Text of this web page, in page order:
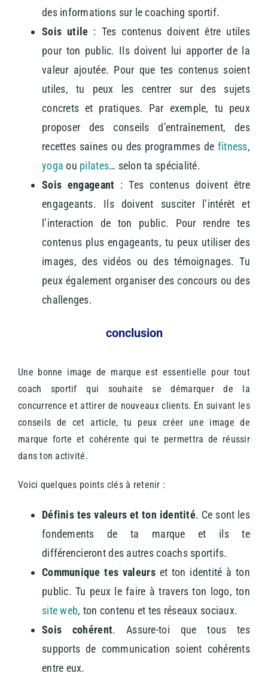
des informations sur le coaching sportif.
Sois utile : Tes contenus doivent être utiles
pour ton public. Ils doivent lui apporter de la
valeur ajoutée. Pour que tes contenus soient
utiles, tu peux les centrer sur des sujets
concrets et pratiques. Par exemple, tu peux
proposer des conseils d’entraînement, des
recettes saines ou des programmes de fitness,
yoga ou pilates… selon ta spécialité.
Sois engageant : Tes contenus doivent être
engageants. Ils doivent susciter l’intérêt et
l’interaction de ton public. Pour rendre tes
contenus plus engageants, tu peux utiliser des
images, des vidéos ou des témoignages. Tu
peux également organiser des concours ou des
challenges.
conclusion
Une bonne image de marque est essentielle pour tout
coach sportif qui souhaite se démarquer de la
concurrence et attirer de nouveaux clients. En suivant les
conseils de cet article, tu peux créer une image de
marque forte et cohérente qui te permettra de réussir
dans ton activité.
Voici quelques points clés à retenir :
Définis tes valeurs et ton identité. Ce sont les
fondements de ta marque et ils te
différencieront des autres coachs sportifs.
Communique tes valeurset ton identité à ton
public. Tu peux le faire à travers ton logo, ton
site web, ton contenu et tes réseaux sociaux.
Sois cohérent. Assure-toi que tous tes
supports de communication soient cohérents
entre eux.